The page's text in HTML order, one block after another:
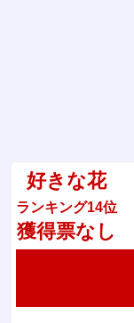
好きな花
ランキング14位
獲得票なし